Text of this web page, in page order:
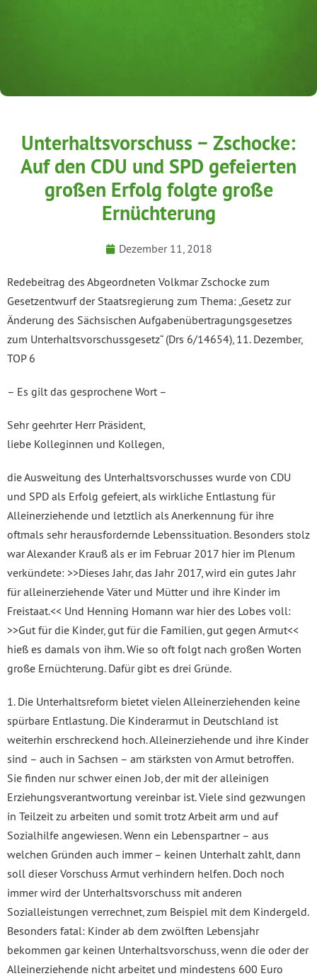
Unterhaltsvorschuss − Zschocke:
Auf den CDU und SPD gefeierten
großen Erfolg folgte große
Ernüchterung
Dezember 11, 2018
Redebeitrag des Abgeordneten Volkmar Zschocke zum
Gesetzentwurf der Staatsregierung zum Thema: „Gesetz zur
Änderung des Sächsischen Aufgabenübertragungsgesetzes
zum Unterhaltsvorschussgesetz“ (Drs 6/14654), 11. Dezember,
TOP 6
– Es gilt das gesprochene Wort –
Sehr geehrter Herr Präsident,
liebe Kolleginnen und Kollegen,
die Ausweitung des Unterhaltsvorschusses wurde von CDU
und SPD als Erfolg gefeiert, als wirkliche Entlastung für
Alleinerziehende und letztlich als Anerkennung für ihre
oftmals sehr herausfordernde Lebenssituation. Besonders stolz
war Alexander Krauß als er im Februar 2017 hier im Plenum
verkündete: >>Dieses Jahr, das Jahr 2017, wird ein gutes Jahr
für alleinerziehende Väter und Mütter und ihre Kinder im
Freistaat.<< Und Henning Homann war hier des Lobes voll:
>>Gut für die Kinder, gut für die Familien, gut gegen Armut<<
hieß es damals von ihm. Wie so oft folgt nach großen Worten
große Ernüchterung. Dafür gibt es drei Gründe.
1. Die Unterhaltsreform bietet vielen Alleinerziehenden keine
spürbare Entlastung. Die Kinderarmut in Deutschland ist
weiterhin erschreckend hoch. Alleinerziehende und ihre Kinder
sind – auch in Sachsen – am stärksten von Armut betroffen.
Sie finden nur schwer einen Job, der mit der alleinigen
Erziehungsverantwortung vereinbar ist. Viele sind gezwungen
in Teilzeit zu arbeiten und somit trotz Arbeit arm und auf
Sozialhilfe angewiesen. Wenn ein Lebenspartner – aus
welchen Gründen auch immer – keinen Unterhalt zahlt, dann
soll dieser Vorschuss Armut verhindern helfen. Doch noch
immer wird der Unterhaltsvorschuss mit anderen
Sozialleistungen verrechnet, zum Beispiel mit dem Kindergeld.
Besonders fatal: Kinder ab dem zwölften Lebensjahr
bekommen gar keinen Unterhaltsvorschuss, wenn die oder der
Alleinerziehende nicht arbeitet und mindestens 600 Euro